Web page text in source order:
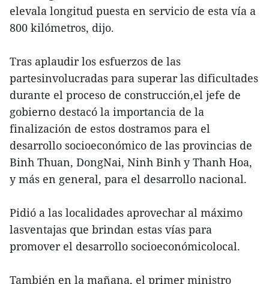
elevala longitud puesta en servicio de esta vía a
800 kilómetros, dijo.
Tras aplaudir los esfuerzos de las
partesinvolucradas para superar las dificultades
durante el proceso de construcción,el jefe de
gobierno destacó la importancia de la
finalización de estos dostramos para el
desarrollo socioeconómico de las provincias de
Binh Thuan, DongNai, Ninh Binh y Thanh Hoa,
y más en general, para el desarrollo nacional.
Pidió a las localidades aprovechar al máximo
lasventajas que brindan estas vías para
promover el desarrollo socioeconómicolocal.
También en la mañana, el primer ministro